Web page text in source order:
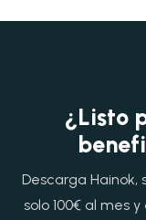
¿Listo
Descarga Hainok,
solo 100€ al mes